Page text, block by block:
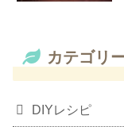
カテゴリ
DIYレシピ